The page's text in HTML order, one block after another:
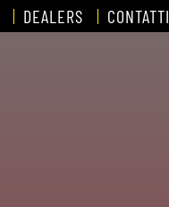
DEALERS CONTATTI